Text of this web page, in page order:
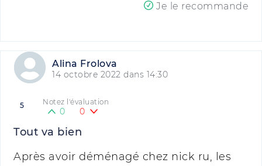
Je le recommande
Alina Frolova
14 octobre 2022 dans 14:30
5 Notez l'évaluation
0 0
Tout va bien
Après avoir déménagé chez nick ru, les